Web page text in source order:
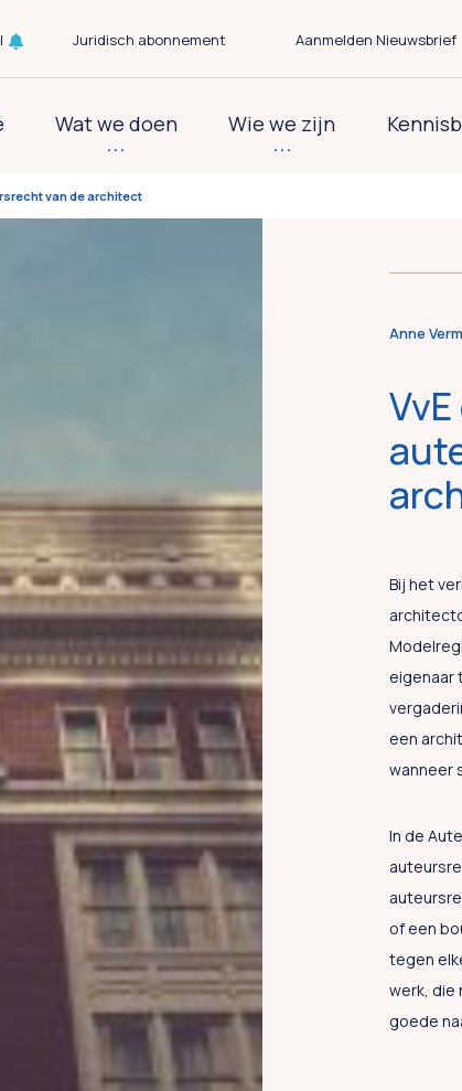
Juridisch abonnement Aanmelden Nieuwsbrief
Wat we doen Wie we zijn
van de architect
Anne
Bij het
eigenaar
een
wanneer
In de
of een
tegen
werk, die
goede